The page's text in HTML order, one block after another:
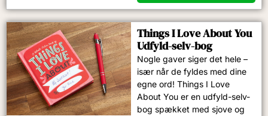
Things I Love About You
Udfyld-selv-bog
Nogle gaver siger det hele –
især når de fyldes med dine
egne ord! Things I Love
About You er en udfyld-selv-
bog spækket med sjove og